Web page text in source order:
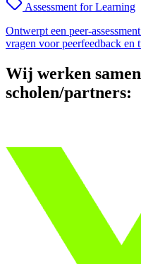
Assessment for Learning
Ontwerpt een peer-
vragen voor peerfeedback en
Wij werken
scholen/partners: